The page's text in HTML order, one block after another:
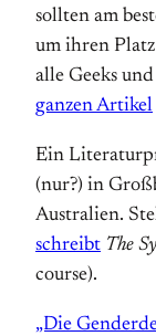
sollten am
um ihren
alle Geeks
ganzen Artikel
Ein
(nur?) in
Australien.
schreibt The
course).
„Die